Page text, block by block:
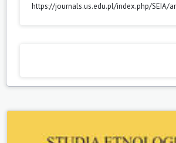
https://journals.us.edu.pl/index.php/SEIA/